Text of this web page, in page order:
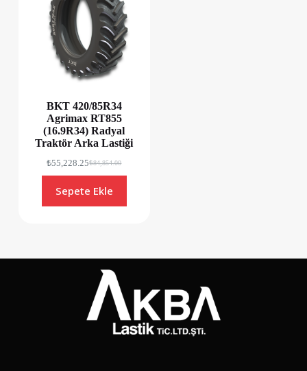
BKT 420/85R34
Agrimax RT855
(16.9R34) Radyal
Traktör Arka Lastiği
₺84,854.00
₺55,228.25
Sepete Ekle